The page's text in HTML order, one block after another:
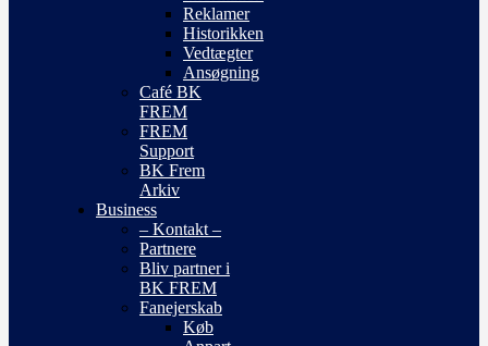
Reklamer
Historikken
Vedtægter
Ansøgning
Café BK
FREM
FREM
Support
BK Frem
Arkiv
Business
– Kontakt –
Partnere
Bliv partner i
BK FREM
Fanejerskab
Køb